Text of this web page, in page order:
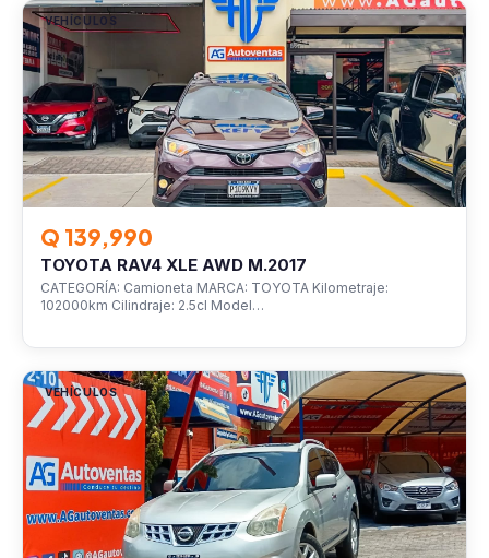
VEHÍCULOS
Q 139,990
TOYOTA RAV4 XLE AWD M.2017
CATEGORÍA: Camioneta MARCA: TOYOTA Kilometraje:
102000km Cilindraje: 2.5cl Model…
VEHÍCULOS